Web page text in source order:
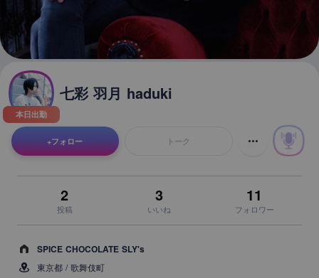
本日出勤
七彩 羽月 haduki
+フォロー トーク
2
投稿
3
いいね
11
フォロワー
SPICE CHOCOLATE SLY's
東京都 / 歌舞伎町